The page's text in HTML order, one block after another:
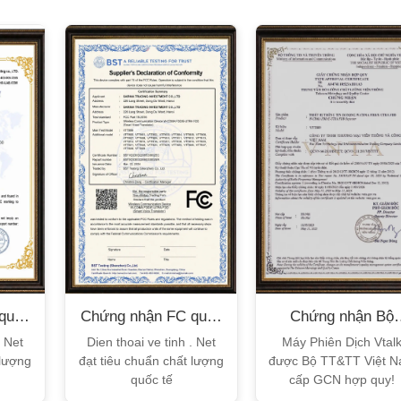
Net
Chứng nhận FC quốc
tế
Dien thoai ve tinh . Net
đạt tiêu chuẩn chất lượng
quốc tế
Chứng nhận Bộ
TT&TT
Máy Phiên Dịch
được Bộ TT&TT Việt
cấp GCN hợp quy!
XEM CHI TIẾT XEM CHI TIẾT